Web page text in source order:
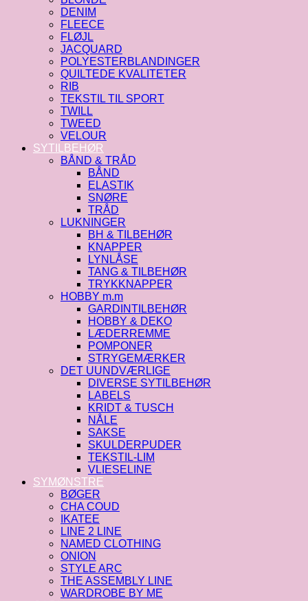
DENIM
FLEECE
FLØJL
JACQUARD
POLYESTERBLANDINGER
QUILTEDE KVALITETER
RIB
TEKSTIL TIL SPORT
TWILL
TWEED
VELOUR
SYTILBEHØR
BÅND & TRÅD
BÅND
ELASTIK
SNØRE
TRÅD
LUKNINGER
BH & TILBEHØR
KNAPPER
LYNLÅSE
TANG & TILBEHØR
TRYKKNAPPER
HOBBY m.m
GARDINTILBEHØR
HOBBY & DEKO
LÆDERREMME
POMPONER
STRYGEMÆRKER
DET UUNDVÆRLIGE
DIVERSE SYTILBEHØR
LABELS
KRIDT & TUSCH
NÅLE
SAKSE
SKULDERPUDER
TEKSTIL-LIM
VLIESELINE
SYMØNSTRE
BØGER
CHA COUD
IKATEE
LINE 2 LINE
NAMED CLOTHING
ONION
STYLE ARC
THE ASSEMBLY LINE
WARDROBE BY ME